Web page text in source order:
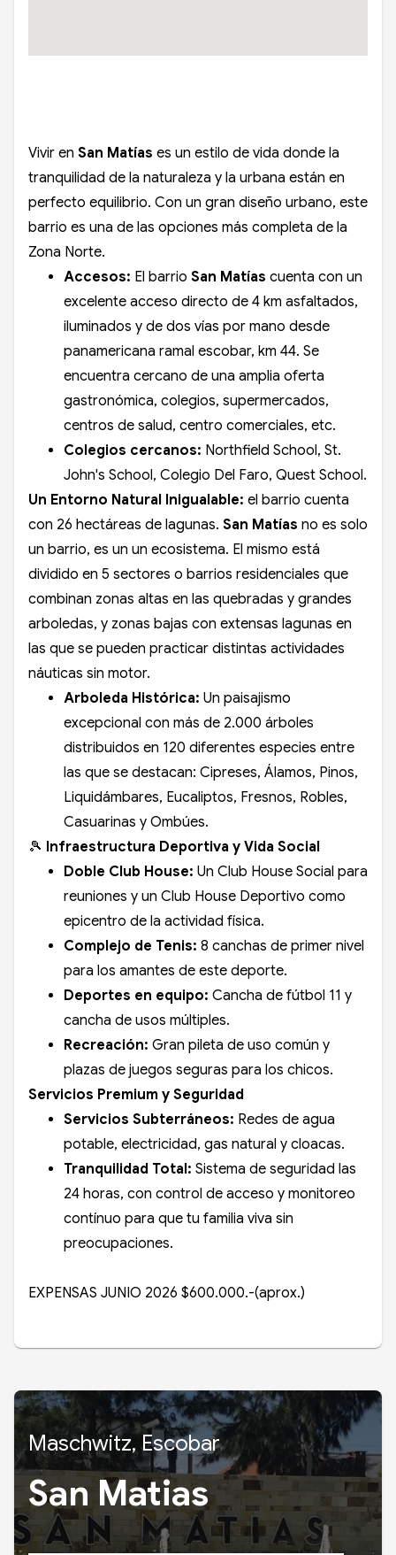
Vivir en San Matías es un estilo de vida donde la
tranquilidad de la naturaleza y la urbana están en
perfecto equilibrio. Con un gran diseño urbano, este
barrio es una de las opciones más completa de la
Zona Norte.
Accesos: El barrio San Matías cuenta con un
excelente acceso directo de 4 km asfaltados,
iluminados y de dos vías por mano desde
panamericana ramal escobar, km 44. Se
encuentra cercano de una amplia oferta
gastronómica, colegios, supermercados,
centros de salud, centro comerciales, etc.
Colegios cercanos: Northfield School, St.
John's School, Colegio Del Faro, Quest School.
Un Entorno Natural Inigualable: el barrio cuenta
con 26 hectáreas de lagunas. San Matías no es solo
un barrio, es un un ecosistema. El mismo está
dividido en 5 sectores o barrios residenciales que
combinan zonas altas en las quebradas y grandes
arboledas, y zonas bajas con extensas lagunas en
las que se pueden practicar distintas actividades
náuticas sin motor.
Arboleda Histórica: Un paisajismo
excepcional con más de 2.000 árboles
distribuidos en 120 diferentes especies entre
las que se destacan: Cipreses, Álamos, Pinos,
Liquidámbares, Eucaliptos, Fresnos, Robles,
Casuarinas y Ombúes.
🎾 Infraestructura Deportiva y Vida Social
Doble Club House: Un Club House Social para
reuniones y un Club House Deportivo como
epicentro de la actividad física.
Complejo de Tenis: 8 canchas de primer nivel
para los amantes de este deporte.
Deportes en equipo: Cancha de fútbol 11 y
cancha de usos múltiples.
Recreación: Gran pileta de uso común y
plazas de juegos seguras para los chicos.
Servicios Premium y Seguridad
Servicios Subterráneos: Redes de agua
potable, electricidad, gas natural y cloacas.
Tranquilidad Total: Sistema de seguridad las
24 horas, con control de acceso y monitoreo
contínuo para que tu familia viva sin
preocupaciones.
EXPENSAS JUNIO 2026 $600.000.-(aprox.)
Maschwitz, Escobar
San Matias